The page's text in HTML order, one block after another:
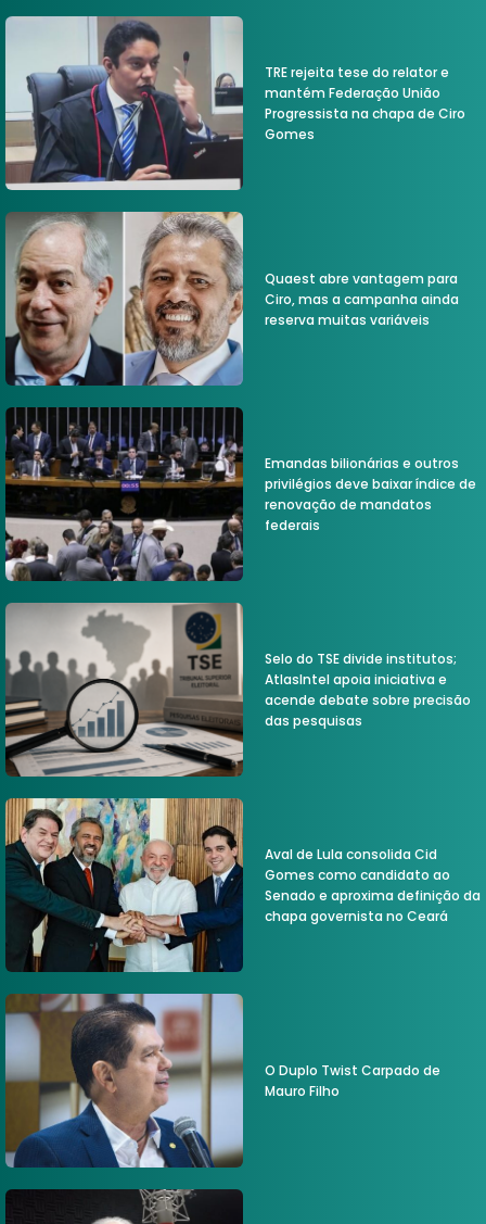
TRE rejeita tese do relator e
mantém Federação União
Progressista na chapa de Ciro
Gomes
Quaest abre vantagem para
Ciro, mas a campanha ainda
reserva muitas variáveis
Emandas bilionárias e outros
privilégios deve baixar índice de
renovação de mandatos
federais
Selo do TSE divide institutos;
AtlasIntel apoia iniciativa e
acende debate sobre precisão
das pesquisas
Aval de Lula consolida Cid
Gomes como candidato ao
Senado e aproxima definição da
chapa governista no Ceará
O Duplo Twist Carpado de
Mauro Filho